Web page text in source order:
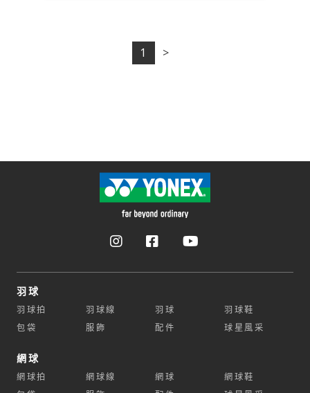
1 >
羽球
羽球拍 羽球線 羽球
羽球鞋
包袋
服飾 配件 球星風采
網球
網球拍 網球線 網球
網球鞋